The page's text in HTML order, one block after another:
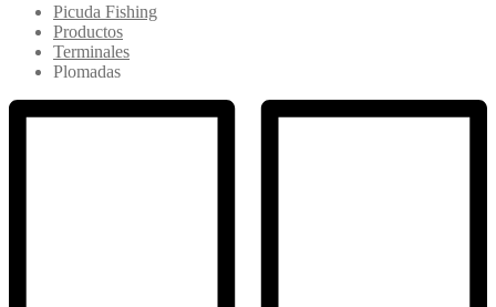
Picuda Fishing
Productos
Terminales
Plomadas